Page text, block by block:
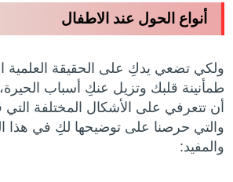
أنواع الحول عند الاطفال
ولكي تضعي يدكِ على الحقيقة العلمية
طمأنينة قلبك وتزيل عنكِ أسباب
أن تتعرفي على الأشكال المختلفة التي
والتي حرصنا على توضيحها لكِ في هذا
والمفيد: